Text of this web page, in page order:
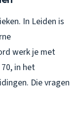
In Leiden is
werk je met
in het
Die vragen